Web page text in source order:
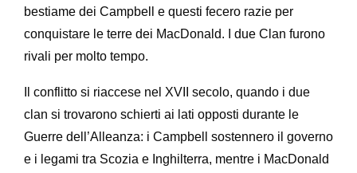
bestiame dei Campbell e questi fecero razie per
conquistare le terre dei MacDonald. I due Clan furono
rivali per molto tempo.
Il conflitto si riaccese nel XVII secolo, quando i due
clan si trovarono schierti ai lati opposti durante le
Guerre dell’Alleanza: i Campbell sostennero il governo
e i legami tra Scozia e Inghilterra, mentre i MacDonald